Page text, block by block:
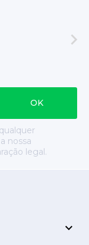

nossa
legal.
